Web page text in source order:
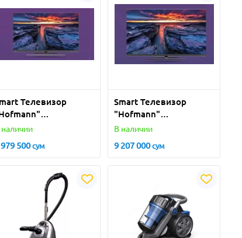
Телевизор
HF
979 500сум
Smart Телевизор
"Hofmann"
TV65SPROWOSM-HF
В наличии
9 207 000сум